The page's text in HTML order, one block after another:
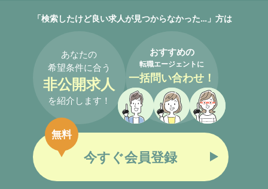
「検索したけど良い求人が見つからなかった…」方は
あなたの
希望条件に合う
非公開求人
を紹介します！
おすすめの
転職エージェントに
一括問い合わせ！
今すぐ会員登録
無料